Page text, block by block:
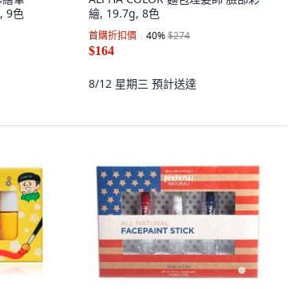
9色
繪, 19.7g, 8色
首購折扣價 40%$274
$164
8/12 星期三 預計送達